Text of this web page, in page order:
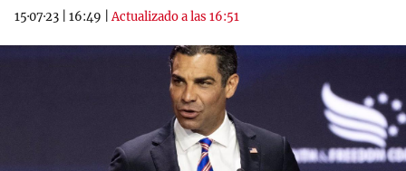
15·07·23
16:49 |Actualizado a las 16:51